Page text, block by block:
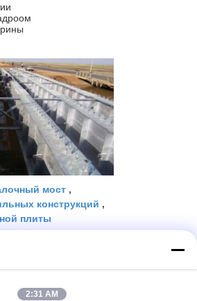
мост ,
конструкций ,
плиты
лучшую цену для
2:31 AM